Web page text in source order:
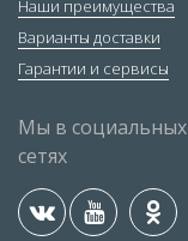
Наши преимущества
Варианты доставки
Гарантии и сервисы
Мы в социальных
сетях